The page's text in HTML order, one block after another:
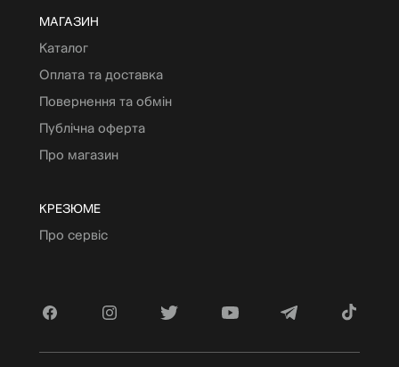
МАГАЗИН
Каталог
Оплата та доставка
Повернення та обмін
Публічна оферта
Про магазин
КРЕЗЮМЕ
Про сервіс